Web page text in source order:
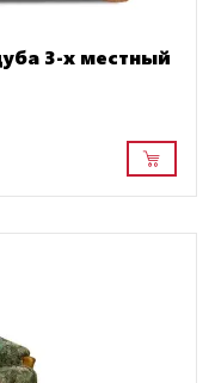
3-х местный